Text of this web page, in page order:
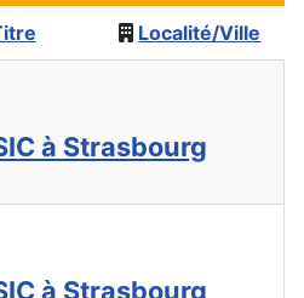
Localité/Ville
à Strasbourg
à Strasbourg